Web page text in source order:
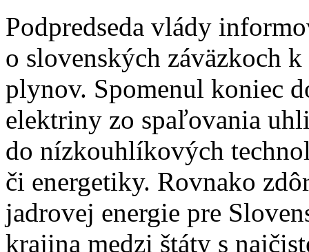
Podpredseda vlády
o slovenských záväzkoch
plynov. Spomenul koniec
elektriny zo spaľovania
do nízkouhlíkových
či energetiky. Rovnako
jadrovej energie pre
krajina medzi štáty s